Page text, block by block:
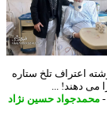
تلخ ستاره
دهند! ...
حسین نژاد